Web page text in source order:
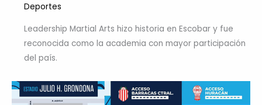
Deportes
Leadership Martial Arts hizo historia en Escobar y fue
reconocida como la academia con mayor participación
del país.